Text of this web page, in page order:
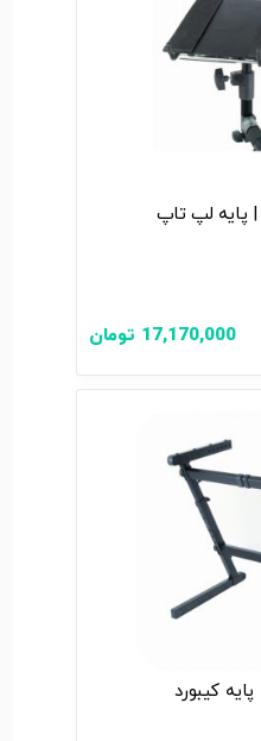
17,170,000 تومان